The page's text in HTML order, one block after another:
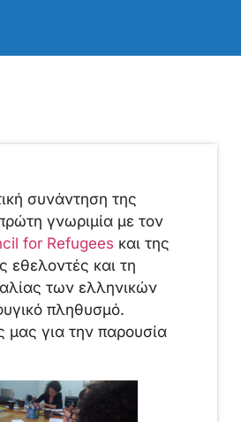
συνάντηση της
γνωριμία με τον
for Refugees και της
και τη
των ελληνικών
πληθυσμό.
για την παρουσία